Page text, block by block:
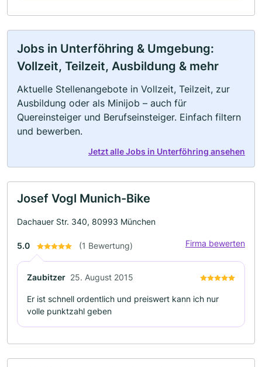
Jobs in Unterföhring & Umgebung:
Vollzeit, Teilzeit, Ausbildung & mehr
Aktuelle Stellenangebote in Vollzeit, Teilzeit, zur
Ausbildung oder als Minijob – auch für
Quereinsteiger und Berufseinsteiger. Einfach filtern
und bewerben.
Jetzt alle Jobs in Unterföhring ansehen
Josef Vogl Munich-Bike
Dachauer Str. 340, 80993 München
5.0 (1 Bewertung) Firma bewerten
Zaubitzer 25. August 2015
Er ist schnell ordentlich und preiswert kann ich nur
volle punktzahl geben